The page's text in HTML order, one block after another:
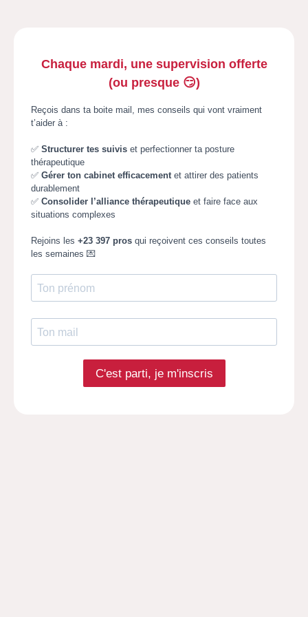
Chaque mardi, une supervision offerte
(ou presque 😏)
Reçois dans ta boite mail, mes conseils qui vont vraiment
t’aider à :
✅ Structurer tes suivis et perfectionner ta posture
thérapeutique
✅ Gérer ton cabinet efficacementet attirer des patients
durablement
✅ Consolider l’alliance thérapeutique et faire face aux
situations complexes
Rejoins les +23 397 pros qui reçoivent ces conseils toutes
les semaines 💌
C'est parti, je m'inscris